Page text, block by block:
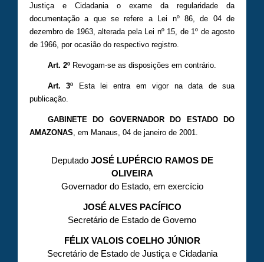
Justiça e Cidadania o exame da regularidade da
documentação a que se refere a Lei nº 86, de 04 de
dezembro de 1963, alterada pela Lei nº 15, de 1º de agosto
de 1966, por ocasião do respectivo registro.
Art. 2ºRevogam-se as disposições em contrário.
Art. 3º Esta lei entra em vigor na data de sua
publicação.
GABINETE DO GOVERNADOR DO ESTADO DO
AMAZONAS , em Manaus, 04 de janeiro de 2001.
Deputado JOSÉ LUPÉRCIO RAMOS DE
OLIVEIRA
Governador do Estado, em exercício
JOSÉ ALVES PACÍFICO
Secretário de Estado de Governo
FÉLIX VALOIS COELHO JÚNIOR
Secretário de Estado de Justiça e Cidadania